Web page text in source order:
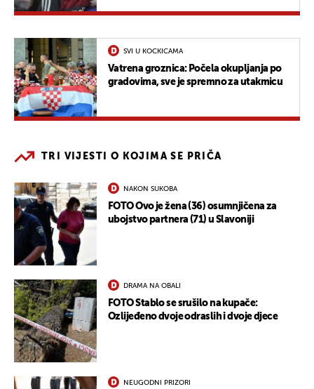
SVI U KOCKICAMA
Vatrena groznica: Počela okupljanja po
gradovima, sve je spremno za utakmicu
TRI VIJESTI O KOJIMA SE PRIČA
NAKON SUKOBA
FOTO Ovo je žena (36) osumnjičena za
ubojstvo partnera (71) u Slavoniji
DRAMA NA OBALI
FOTO Stablo se srušilo na kupače:
Ozlijeđeno dvoje odraslih i dvoje djece
NEUGODNI PRIZORI